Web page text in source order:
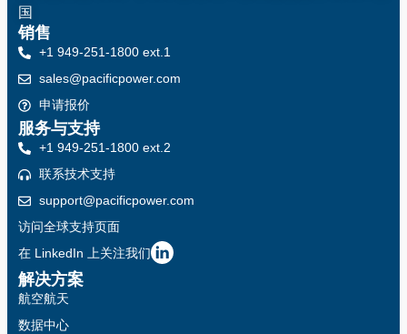
国
解决方案
航空航天
数据中心
销售
+1 949-251-1800 ext.1
sales@pacificpower.com
申请报价
服务与支持
+1 949-251-1800 ext.2
联系技术支持
support@pacificpower.com
访问全球支持页面
在 LinkedIn 上关注我们